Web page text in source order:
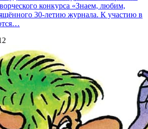
конкурса «Знаем, любим,
30-летию журнала. К участию в